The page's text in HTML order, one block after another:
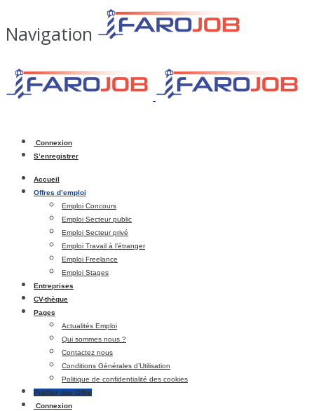
Navigation
Connexion
S’enregistrer
Accueil
Offres d’emploi
Emploi Concours
Emploi Secteur public
Emploi Secteur privé
Emploi Travail à l’étranger
Emploi Freelance
Emploi Stages
Entreprises
CV-thèque
Pages
Actualités Emploi
Qui sommes nous ?
Contactez nous
Conditions Générales d’Utilisation
Politique de confidentialité des cookies
Publier une Offre
Connexion